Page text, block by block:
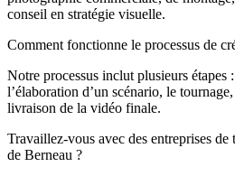
conseil en stratégie visuelle.
Comment fonctionne le processus de
Notre processus inclut plusieurs étapes
l’élaboration d’un scénario, le
livraison de la vidéo finale.
Travaillez-vous avec des entreprises de
de Berneau ?